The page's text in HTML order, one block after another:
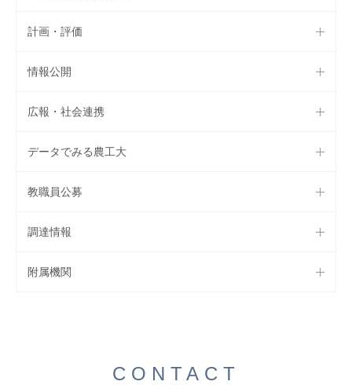
計画・評価
情報公開
広報・社会連携
データでみる農工大
教職員公募
調達情報
附属機関
CONTACT